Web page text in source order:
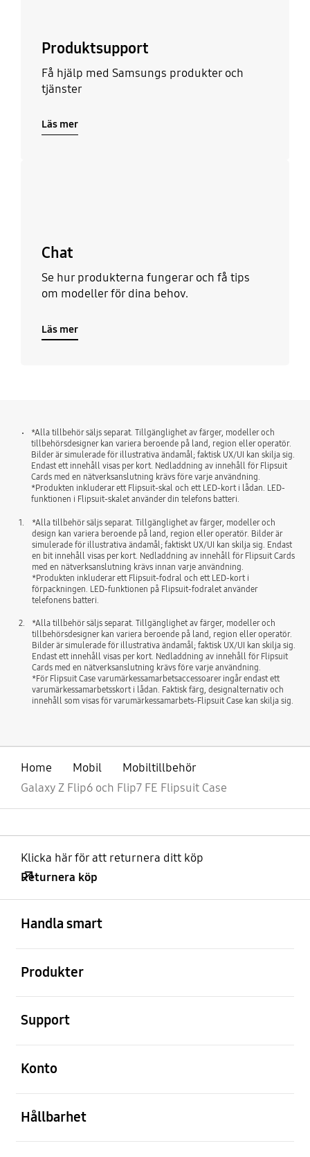
Produktsupport
Få hjälp med Samsungs produkter och
tjänster
Läs mer
Chat
Se hur produkterna fungerar och få tips
om modeller för dina behov.
Läs mer
*Alla tillbehör säljs separat. Tillgänglighet av färger, modeller och
tillbehörsdesigner kan variera beroende på land, region eller operatör.
Bilder är simulerade för illustrativa ändamål; faktisk UX/UI kan skilja sig.
Endast ett innehåll visas per kort. Nedladdning av innehåll för Flipsuit
Cards med en nätverksanslutning krävs före varje användning.
*Produkten inkluderar ett Flipsuit-skal och ett LED-kort i lådan. LED-
funktionen i Flipsuit-skalet använder din telefons batteri.
1.
*Alla tillbehör säljs separat. Tillgänglighet av färger, modeller och
design kan variera beroende på land, region eller operatör. Bilder är
simulerade för illustrativa ändamål; faktiskt UX/UI kan skilja sig. Endast
en bit innehåll visas per kort. Nedladdning av innehåll för Flipsuit Cards
med en nätverksanslutning krävs innan varje användning.
*Produkten inkluderar ett Flipsuit-fodral och ett LED-kort i
förpackningen. LED-funktionen på Flipsuit-fodralet använder
telefonens batteri.
2.
*Alla tillbehör säljs separat. Tillgänglighet av färger, modeller och
tillbehörsdesigner kan variera beroende på land, region eller operatör.
Bilder är simulerade för illustrativa ändamål; faktisk UX/UI kan skilja sig.
Endast ett innehåll visas per kort. Nedladdning av innehåll för Flipsuit
Cards med en nätverksanslutning krävs före varje användning.
*För Flipsuit Case varumärkessamarbetsaccessoarer ingår endast ett
varumärkessamarbetsskort i lådan. Faktisk färg, designalternativ och
innehåll som visas för varumärkessamarbets-Flipsuit Case kan skilja sig.
Home Mobil
Mobiltillbehör
Galaxy Z Flip6 och Flip7 FE Flipsuit Case
Klicka här för att returnera ditt köp
Returnera köp
Handla smart
Produkter
Support
Konto
Hållbarhet